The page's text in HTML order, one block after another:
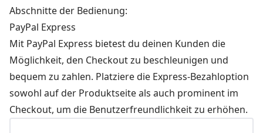
Abschnitte der Bedienung:
PayPal Express
Mit PayPal Express bietest du deinen Kunden die
Möglichkeit, den Checkout zu beschleunigen und
bequem zu zahlen. Platziere die Express-Bezahloption
sowohl auf der Produktseite als auch prominent im
Checkout, um die Benutzerfreundlichkeit zu erhöhen.